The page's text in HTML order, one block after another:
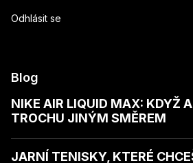
Odhlásit se
Blog
NIKE AIR LIQUID MAX: KDYŽ
TROCHU JINÝM SMĚREM
JARNÍ TENISKY, KTERÉ